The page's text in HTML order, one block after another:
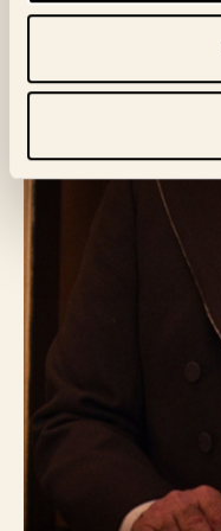
BIO FÅGEL BLÅ
Skeppargatan 60,
Allmänt:
Event:
ÖPPETTIDER
Biografen öppnar 30
NYHETSBREV